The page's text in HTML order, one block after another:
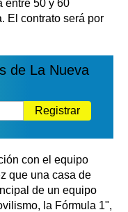
entre 50 y 60
El contrato será por
de La Nueva
Registrar
con el equipo
que una casa de
de un equipo
la Fórmula 1",